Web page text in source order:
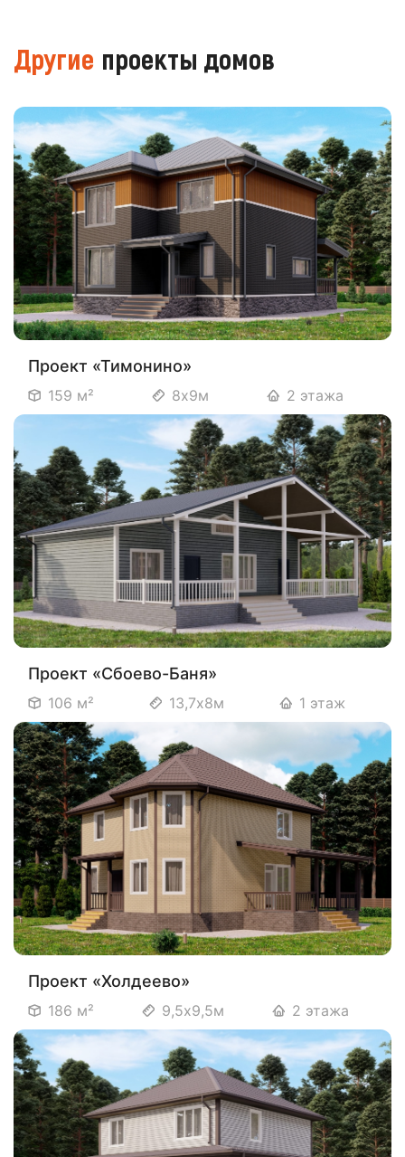
Другие проекты домов
Проект «Тимонино»
159 м² 8х9м 2 этажа
Проект «Сбоево-Баня»
106 м² 13,7х8м 1 этаж
Проект «Холдеево»
186 м² 9,5х9,5м 2 этажа